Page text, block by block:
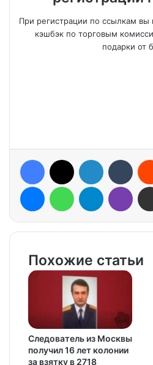
При регистрации по ссылкам
кэшбэк по торговым
подарки от
Похожие статьи
Следователь из Москвы
получил 16 лет колонии
за взятку в 2718